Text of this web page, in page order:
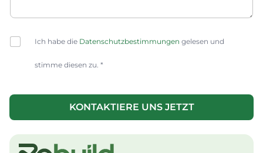
C
h
s
*
Ich habe die Datenschutzbestimmungen gelesen und
stimme diesen zu. *
KONTAKTIERE UNS JETZT
lt
e